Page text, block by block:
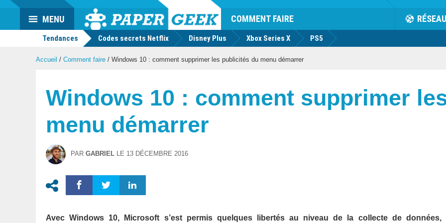
Actu
geek
COMMENT FAIRE RÉSEAU
MENU
Tendances Codes secrets Netflix Disney Plus Xbox Series X PS5
Accueil / Comment faire / Windows 10 : comment supprimer les publicités du menu démarrer
Windows 10 : comment supprimer
menu démarrer
PAR GABRIEL LE 13 DÉCEMBRE 2016
Avec Windows 10, Microsoft s’est permis quelques libertés au niveau de la collecte de données,